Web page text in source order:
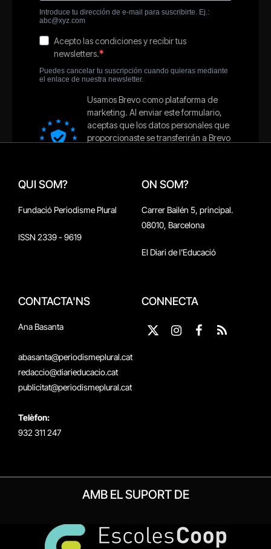
QUI SOM?
Fundació Periodisme Plural
ISSN 2339 - 9619
ON SOM?
Carrer Bailén 5, principal.
08010, Barcelona
El Diari de l'Educació
CONTACTA'NS
Ana Basanta
abasanta@periodismeplural.cat
redaccio@diarieducacio.cat
publicitat@periodismeplural.cat
Telèfon:
932 311 247
CONNECTA
X
Instagram
Facebook
RSS
AMB EL SUPORT DE